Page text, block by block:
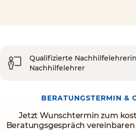
Qualifizierte
Nachhilfelehrer
BERATUNGSTERMIN &
Jetzt Wunschtermin zum
Beratungsgespräch